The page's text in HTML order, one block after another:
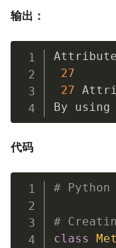
输出：
Attribute
27
27
By using
代码
# Python
#
class